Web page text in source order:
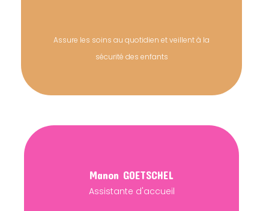
Assure les soins au quotidien et veillent à la
sécurité des enfants
Manon GOETSCHEL
Assistante d'accueil